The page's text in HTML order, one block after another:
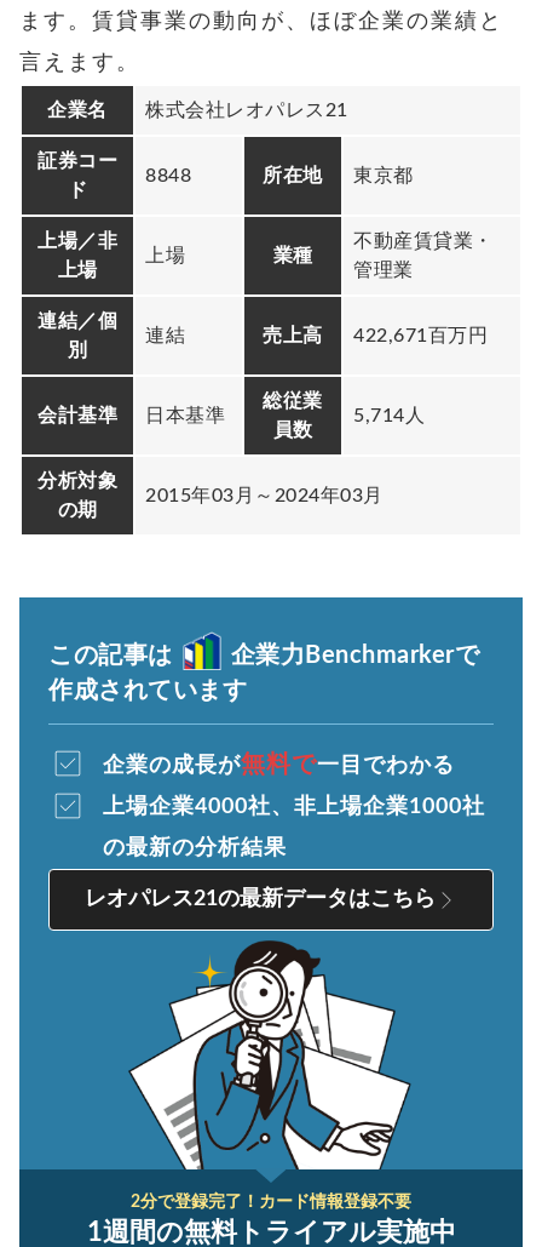
ます。賃貸事業の動向が、ほぼ企業の業績と
言えます。
企業名 株式会社レオパレス21
証券コー
ド
8848 所在地 東京都
上場／非
上場
上場 業種
不動産賃貸業・
管理業
連結／個
別
連結 売上高 422,671百万円
会計基準 日本基準
総従業
員数
5,714人
分析対象
の期
2015年03月～2024年03月
この記事は
企業力Benchmarkerで
作成されています
企業の成長が無料で一目でわかる
上場企業4000社、非上場企業1000社
の最新の分析結果
レオパレス21の最新データはこちら
2分で登録完了！ カード情報登録不要
1週間の無料トライアル実施中